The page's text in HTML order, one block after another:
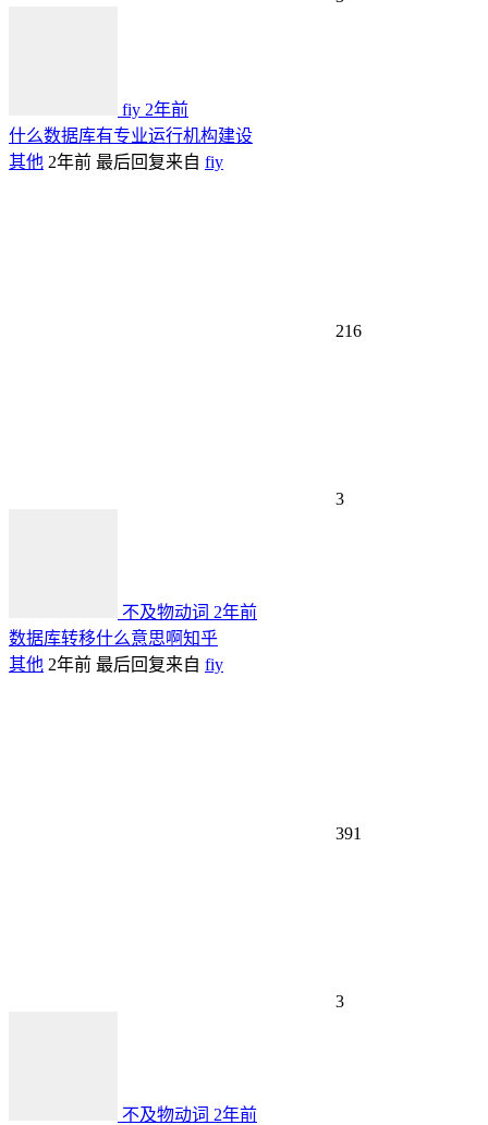
fiy 2年前
什么数据库有专业运行机构建设
其他 2年前 最后回复来自 fiy
216
3
不及物动词 2年前
数据库转移什么意思啊知乎
其他 2年前 最后回复来自 fiy
391
3
不及物动词 2年前